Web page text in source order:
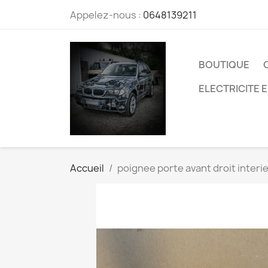
Appelez-nous : 0648139211
BOUTIQUE
ELECTRICITE
Accueil poignee porte avant droit